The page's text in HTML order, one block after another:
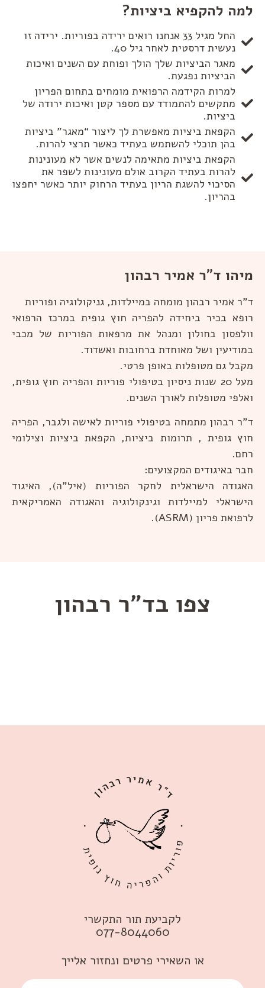
למה להקפיא ביציות?
החל מגיל 33 אנחנו רואים ירידה בפוריות. ירידה זו
נעשית דרסטית לאחר גיל 40.
מאגר הביציות שלך הולך ופוחת עם השנים ואיכות
הביציות נפגעת.
למרות הקידמה הרפואית מומחים בתחום הפריון
מתקשים להתמודד עם מספר קטן ואיכות ירודה של
ביציות.
הקפאת ביציות מאפשרת לך ליצור “מאגר” ביציות
בהן תוכלי להשתמש בעתיד כאשר תרצי להרות.
הקפאת ביציות מתאימה לנשים אשר לא מעונינות
להרות בעתיד הקרוב אולם מעונינות לשפר את
הסיכוי להשגת הריון בעתיד הרחוק יותר כאשר יחפצו
בהריון.
מיהו ד"ר אמיר רבהון
ד"ר אמיר רבהון מומחה במיילדות, גניקולוגיה ופוריות
רופא בכיר ביחידה להפריה חוץ גופית במרכז הרפואי
וולפסון בחולון ומנהל את מרפאות הפוריות של מכבי
במודיעין ושל מאוחדת ברחובות ואשדוד.
מקבל גם מטופלות באופן פרטי.
מעל 20 שנות ניסיון בטיפולי פוריות והפריה חוץ גופית,
ואלפי מטופלות לאורך השנים.
ד"ר רבהון מתמחה בטיפולי פוריות לאישה ולגבר, הפריה
חוץ גופית , תרומות ביציות, הקפאת ביציות וצילומי
רחם.
חבר באיגודים המקצועים:
האגודה הישראלית לחקר הפוריות (איל"ה), האיגוד
הישראלי למיילדות וגינקולוגיה והאגודה האמריקאית
לרפואת פריון (ASRM).
צפו בד"ר רבהון
לקביעת תור התקשרי
077-8044060
או השאירי פרטים ונחזור אלייך